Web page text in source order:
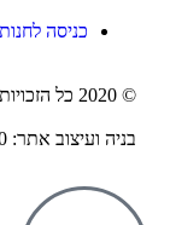
כניסה
© 2020 כל הזכויות שמורות לבונסאי ארט
בניה ועיצוב אתר: omega360